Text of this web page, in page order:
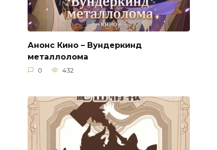
Анонс Кино – Вундеркинд
металлолома
0 432